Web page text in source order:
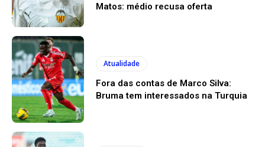
Matos: médio recusa oferta
Atualidade
Fora das contas de Marco Silva:
Bruma tem interessados na Turquia